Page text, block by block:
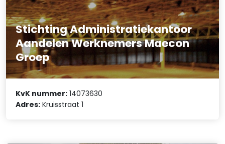
Stichting Administratiekantoor
Aandelen Werknemers Maecon
Groep
KvK nummer: 14073630
Adres: Kruisstraat 1